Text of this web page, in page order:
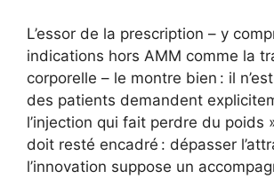
L’essor de la prescription – y
indications hors AMM comme la
corporelle – le montre bien : il
des patients demandent
l’injection qui fait perdre du poids
doit resté encadré : dépasser
l’innovation suppose un